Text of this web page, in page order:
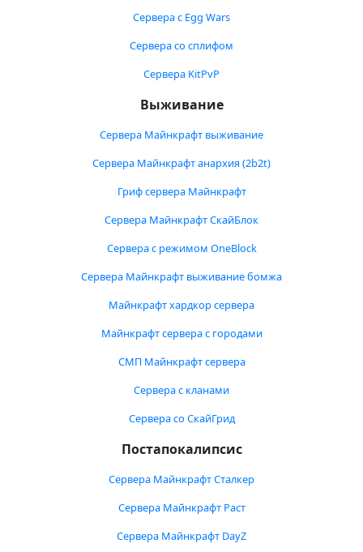
Сервера с Egg Wars
Сервера со сплифом
Сервера KitPvP
Выживание
Сервера Майнкрафт выживание
Сервера Майнкрафт анархия (2b2t)
Гриф сервера Майнкрафт
Сервера Майнкрафт СкайБлок
Сервера с режимом OneBlock
Сервера Майнкрафт выживание бомжа
Майнкрафт хардкор сервера
Майнкрафт сервера с городами
СМП Майнкрафт сервера
Сервера с кланами
Сервера со СкайГрид
Постапокалипсис
Сервера Майнкрафт Сталкер
Сервера Майнкрафт Раст
Сервера Майнкрафт DayZ